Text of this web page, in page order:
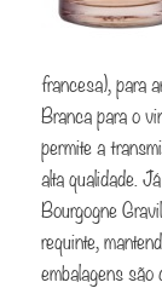
francesa), para
Branca para o
permite a
alta qualidade.
Bourgogne
requinte,
embalagens